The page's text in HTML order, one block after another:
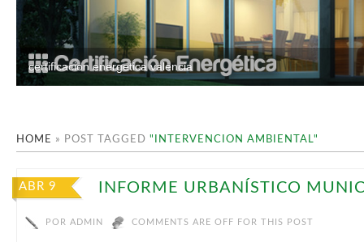
certificacion energetica valencia
HOME » POST TAGGED "INTERVENCION AMBIENTAL"
ABR 9 INFORME URBANÍSTICO
POR ADMIN COMMENTS ARE OFF FOR THIS POST